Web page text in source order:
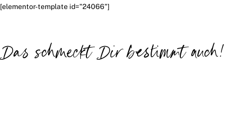
[elementor-template id="24066"]
Das schmeckt Dir bestimmt auch!